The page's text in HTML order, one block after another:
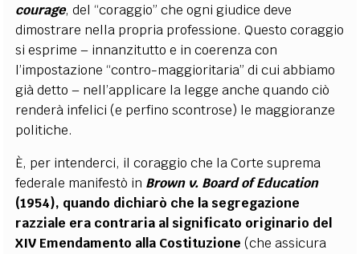
courage, del “coraggio” che ogni giudice deve
dimostrare nella propria professione. Questo coraggio
si esprime – innanzitutto e in coerenza con
l’impostazione “contro-maggioritaria” di cui abbiamo
già detto – nell’applicare la legge anche quando ciò
renderà infelici (e perfino scontrose) le maggioranze
politiche.
È, per intenderci, il coraggio che la Corte suprema
federale manifestò in Brown v. Board of Education
(1954), quando dichiarò che la segregazione
razziale era contraria al significato originario del
XIV Emendamento alla Costituzione (che assicura